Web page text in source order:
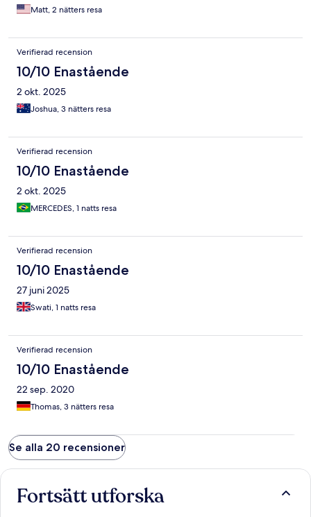
Matt, 2 nätters resa
Verifierad recension
10/10 Enastående
2 okt. 2025
Joshua, 3 nätters resa
Verifierad recension
10/10 Enastående
2 okt. 2025
MERCEDES, 1 natts resa
Verifierad recension
10/10 Enastående
27 juni 2025
Swati, 1 natts resa
Verifierad recension
10/10 Enastående
22 sep. 2020
Thomas, 3 nätters resa
Se alla 20 recensioner
Fortsätt utforska